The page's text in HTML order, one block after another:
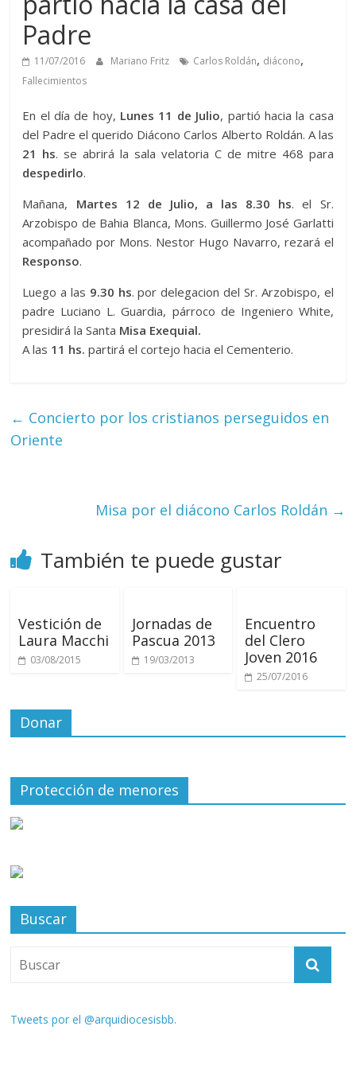
Padre
11/07/2016 Mariano Fritz Carlos Roldán, diácono,
Fallecimientos
En el día de hoy, Lunes 11 de Julio, partió hacia la casa
del Padre el querido Diácono Carlos Alberto Roldán. A las
21 hs. se abrirá la sala velatoria C de mitre 468 para
despedirlo.
Mañana, Martes 12 de Julio, a las 8.30 hs. el Sr.
Arzobispo de Bahia Blanca, Mons. Guillermo José Garlatti
acompañado por Mons. Nestor Hugo Navarro, rezará el
Responso.
Luego a las 9.30 hs. por delegacion del Sr. Arzobispo, el
padre Luciano L. Guardia, párroco de Ingeniero White,
presidirá la Santa Misa Exequial.
A las 11 hs. partirá el cortejo hacia el Cementerio.
← Concierto por los cristianos perseguidos en
Oriente
Misa por el diácono Carlos Roldán →
También te puede gustar
Vestición de
Laura Macchi
03/08/2015
Jornadas de
Pascua 2013
19/03/2013
Encuentro
del Clero
Joven 2016
25/07/2016
Donar
Protección de menores
Buscar
Tweets por el @arquidiocesisbb.